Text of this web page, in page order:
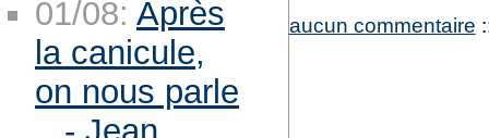
aucun commentaire
01/08: Après
la canicule,
on nous parle